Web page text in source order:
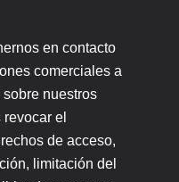
en contacto
comerciales a
nuestros
el
de acceso,
limitación del